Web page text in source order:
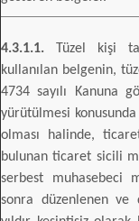
4.3.1.1. Tüzel kişi
kullanılan belgenin,
4734 sayılı Kanuna
yürütülmesi
olması halinde,
bulunan ticaret sicili
serbest muhasebeci
sonra düzenlenen